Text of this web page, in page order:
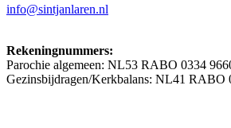
info@sintjanlaren.nl
Rekeningnummers:
Parochie algemeen: NL53 RABO 0334
Gezinsbijdragen/Kerkbalans: NL41 RABO